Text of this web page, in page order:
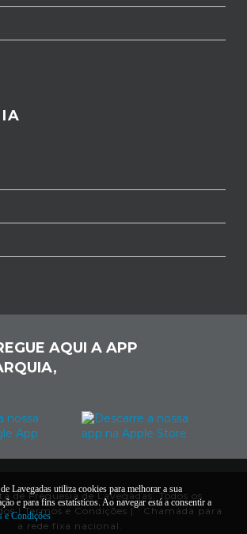
AQUI A APP
de Freguesia de Lavegadas. Todos os
|Termos e Condições |* Chamada para
a rede fixa nacional.
Lavegadas utiliza cookies para melhorar a sua
e para fins estatísticos. Ao navegar está a consentir a
e Condições